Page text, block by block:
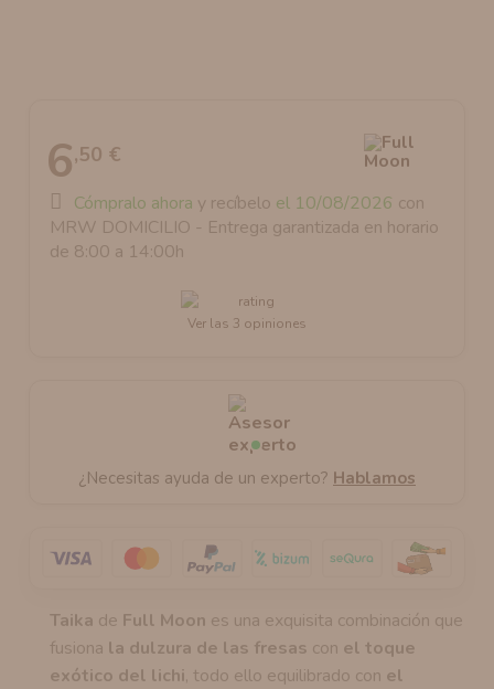
Taika de Full Moon es una exquisita combinación que
fusiona la dulzura de las fresas con el toque
exótico del lichi, todo ello equilibrado con el
6,50 €
Cómpralo ahora y recíbelo el 10/08/2026 con
MRW DOMICILIO - Entrega garantizada en horario
de 8:00 a 14:00h
Ver las 3 opiniones
¿Necesitas ayuda de un experto? Hablamos